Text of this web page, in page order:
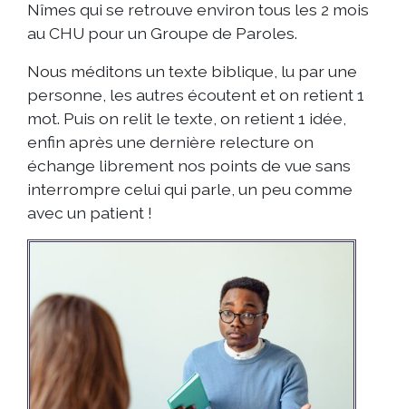
Nîmes qui se retrouve environ tous les 2 mois
au CHU pour un Groupe de Paroles.
Nous méditons un texte biblique, lu par une
personne, les autres écoutent et on retient 1
mot. Puis on relit le texte, on retient 1 idée,
enfin après une dernière relecture on
échange librement nos points de vue sans
interrompre celui qui parle, un peu comme
avec un patient !